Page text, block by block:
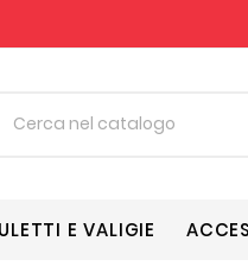
E VALIGIE